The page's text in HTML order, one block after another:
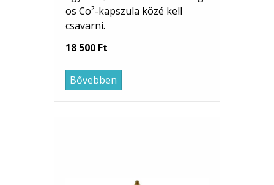
os Co²-kapszula közé kell
csavarni.
18 500 Ft
Bővebben